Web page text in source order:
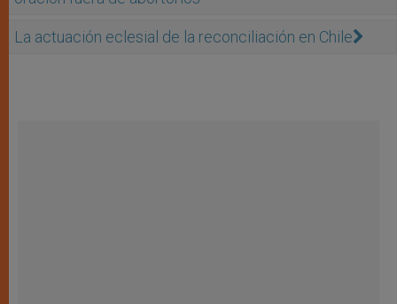
La actuación eclesial de la reconciliación en Chile